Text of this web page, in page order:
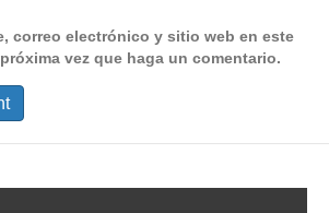
correo electrónico y sitio web en este
vez que haga un comentario.